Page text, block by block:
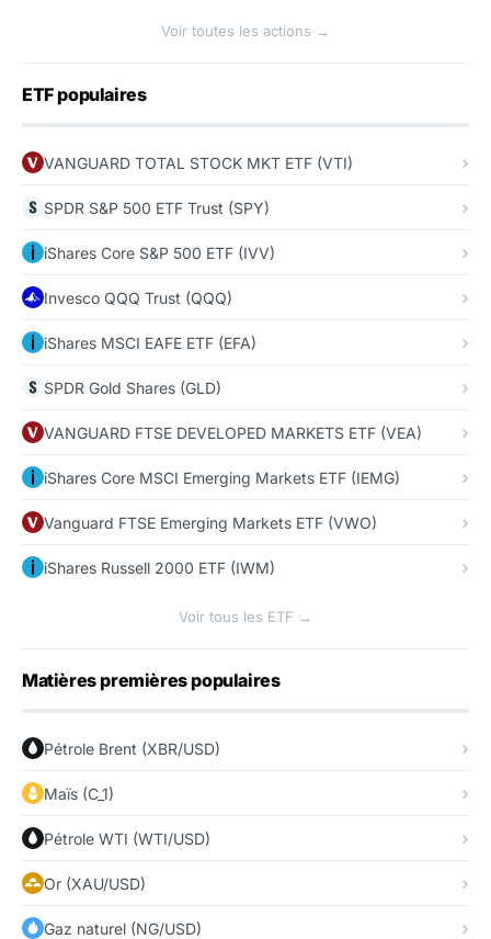
Voir toutes les actions →
ETF populaires
VANGUARD TOTAL STOCK MKT ETF (VTI)
SPDR S&P 500 ETF Trust (SPY)
iShares Core S&P 500 ETF (IVV)
Invesco QQQ Trust (QQQ)
iShares MSCI EAFE ETF (EFA)
SPDR Gold Shares (GLD)
VANGUARD FTSE DEVELOPED MARKETS ETF (VEA)
iShares Core MSCI Emerging Markets ETF (IEMG)
Vanguard FTSE Emerging Markets ETF (VWO)
iShares Russell 2000 ETF (IWM)
Voir tous les ETF →
Matières premières populaires
Pétrole Brent (XBR/USD)
Maïs (C_1)
Pétrole WTI (WTI/USD)
Or (XAU/USD)
Gaz naturel (NG/USD)